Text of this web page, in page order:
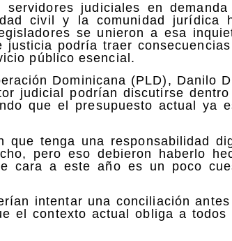
judiciales en demanda
civil y la comunidad jurídica
se unieron a esa
podría traer
público esencial.
Dominicana (PLD), Danilo
judicial podrían discutirse dentro
que el presupuesto actual ya
que tenga una responsabilidad
pero eso debieron haberlo
cara a este año es un poco
intentar una conciliación antes
el contexto actual obliga a todos